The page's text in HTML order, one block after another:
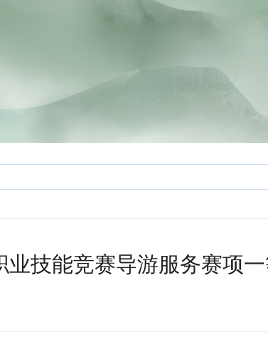
技能竞赛导游服务赛项